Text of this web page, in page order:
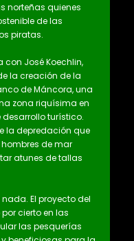
norteñas quienes
de las
piratas.
con José Koechlin,
la creación de la
de Máncora, una
zona riquísima en
turístico.
la depredación que
de mar
atunes de tallas
El proyecto del
cierto en las
las pesquerías